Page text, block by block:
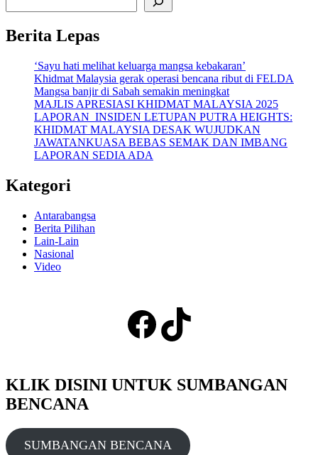
Berita Lepas
‘Sayu hati melihat keluarga mangsa kebakaran’
Khidmat Malaysia gerak operasi bencana ribut di FELDA
Mangsa banjir di Sabah semakin meningkat
MAJLIS APRESIASI KHIDMAT MALAYSIA 2025
LAPORAN INSIDEN LETUPAN PUTRA HEIGHTS:
KHIDMAT MALAYSIA DESAK WUJUDKAN
JAWATANKUASA BEBAS SEMAK DAN IMBANG
LAPORAN SEDIA ADA
Kategori
Antarabangsa
Berita Pilihan
Lain-Lain
Nasional
Video
Facebook
TikTok
KLIK DISINI UNTUK SUMBANGAN
BENCANA
SUMBANGAN BENCANA